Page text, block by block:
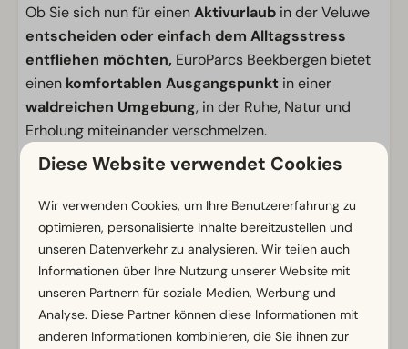
Ob Sie sich nun für einenAktivurlaub in der Veluwe
entscheiden oder einfach dem Alltagsstress
entfliehen möchten, EuroParcs Beekbergen bietet
einen komfortablen Ausgangspunkt in einer
waldreichen Umgebung, in der Ruhe, Natur und
Erholung miteinander verschmelzen.
Einrichtungen
Allgemein
Nichtraucher
WLAN (gratis)
Elektro-Kamin
Mit mehreren Stockwerken
Parkmöglichkeit in der Nähe der Ferienunterkunft
Diese Website verwendet Cookies
Wir verwenden Cookies, um Ihre Benutzererfahrung zu
optimieren, personalisierte Inhalte bereitzustellen und
unseren Datenverkehr zu analysieren. Wir teilen auch
Informationen über Ihre Nutzung unserer Website mit
unseren Partnern für soziale Medien, Werbung und
Analyse. Diese Partner können diese Informationen mit
anderen Informationen kombinieren, die Sie ihnen zur